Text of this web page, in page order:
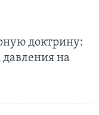
доктрину:
на